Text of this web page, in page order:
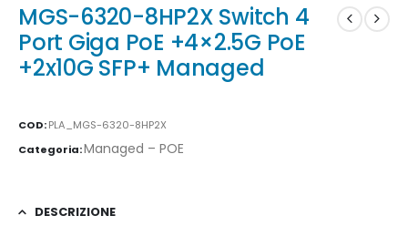
MGS-6320-8HP2X Switch 4
Port Giga PoE +4×2.5G PoE
+2x10G SFP+ Managed
COD:PLA_MGS-6320-8HP2X
Categoria:Managed – POE
DESCRIZIONE